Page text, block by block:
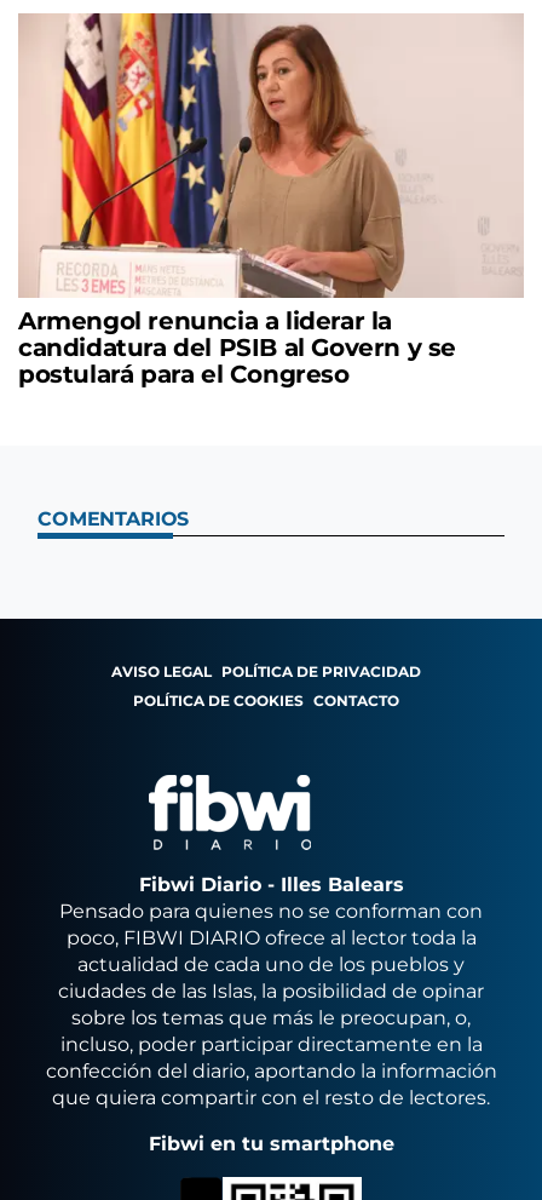
Armengol renuncia a liderar la
candidatura del PSIB al Govern y se
postulará para el Congreso
COMENTARIOS
AVISO LEGAL POLÍTICA DE PRIVACIDAD
POLÍTICA DE COOKIES CONTACTO
Fibwi Diario - Illes Balears
Pensado para quienes no se conforman con
poco, FIBWI DIARIO ofrece al lector toda la
actualidad de cada uno de los pueblos y
ciudades de las Islas, la posibilidad de opinar
sobre los temas que más le preocupan, o,
incluso, poder participar directamente en la
confección del diario, aportando la información
que quiera compartir con el resto de lectores.
Fibwi en tu smartphone